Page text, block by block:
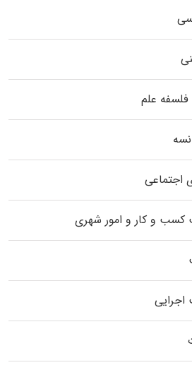
فلسفه علم
اجتماعی
کسب و کار و امور شهری
اجرایی